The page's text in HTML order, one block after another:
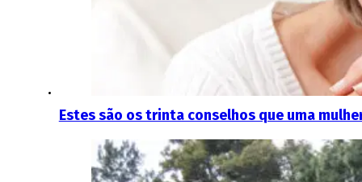
Estes são os trinta conselhos que uma